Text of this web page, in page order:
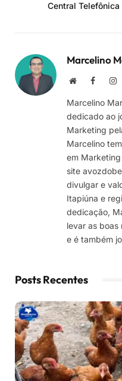
Central Telefônica
Marcelino
Site Facebook
Marcelino
dedicado ao
Marketing
Marcelino
em
site
divulgar e
Itapiúna e
dedicação,
levar as boas
e é também
Posts Recentes